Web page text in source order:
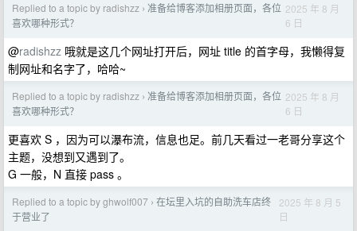
Replied to a topic by radishzz › 准备给博客添加相册页面，各位
喜欢哪种形式？
2025 年 8 月
6 日
@radishzz 哦就是这几个网址打开后，网址 title 的首字母，我懒得复
制网址和名字了，哈哈~
Replied to a topic by radishzz › 准备给博客添加相册页面，各位
喜欢哪种形式？
2025 年 8 月
6 日
更喜欢 S ，因为可以瀑布流，信息也足。前几天看过一老哥分享这个
主题，没想到又遇到了。
G 一般，N 直接 pass 。
Replied to a topic by ghwolf007 › 在坛里入坑的自助洗车店终
于营业了
2025 年 8 月 5
日